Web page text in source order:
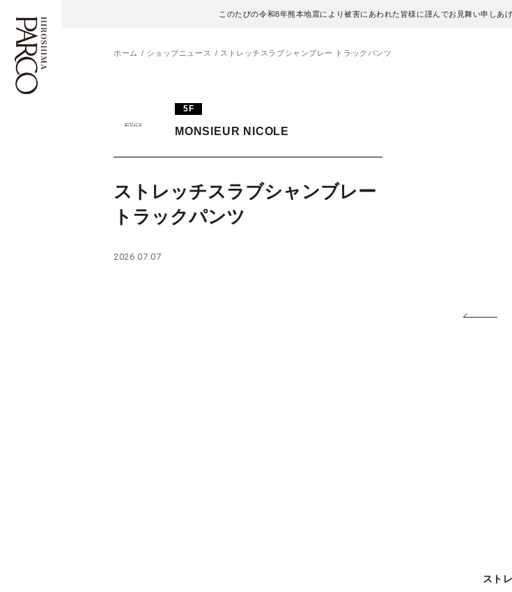
このたびの令和8年熊本地震により被害にあわれた皆様に謹んでお見舞い申しあ
施設案内・アクセス
ホーム ショップニュース ストレッチスラブシャンブレー トラックパンツ
5F
MONSIEUR NICOLE
ストレッチスラブシャンブレー
トラックパンツ
2026.07.07
スト